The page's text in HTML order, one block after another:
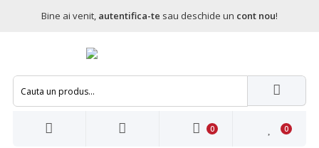
Bine ai venit, autentifica-te sau deschide un cont nou!
0 0